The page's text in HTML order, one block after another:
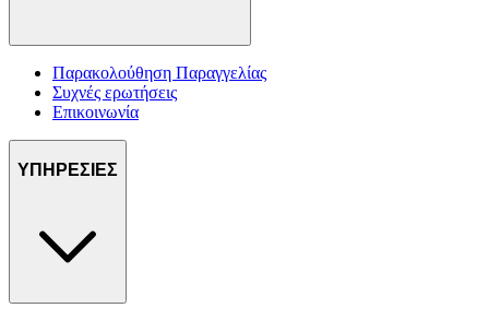
Παρακολούθηση Παραγγελίας
Συχνές ερωτήσεις
Επικοινωνία
ΥΠΗΡΕΣΙΕΣ